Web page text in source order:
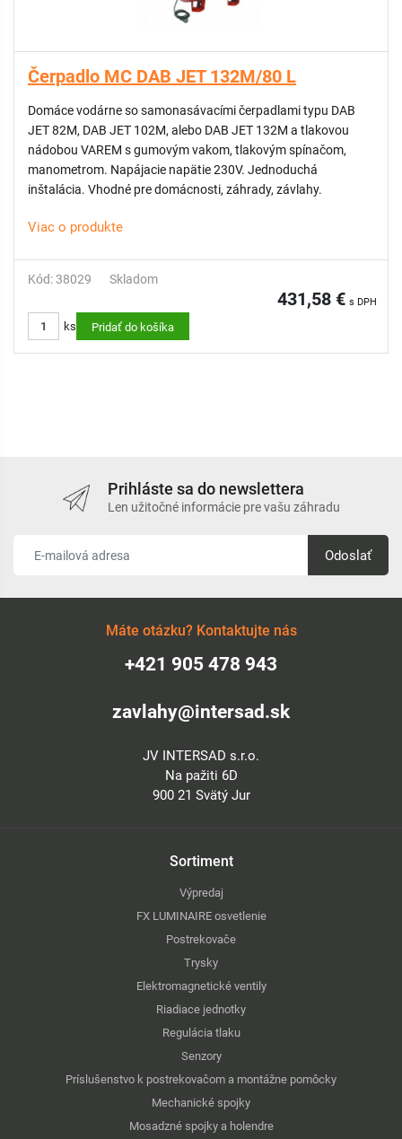
Čerpadlo MC DAB JET 132M/80 L
Domáce vodárne so samonasávacími čerpadlami typu DAB
JET 82M, DAB JET 102M, alebo DAB JET 132M a tlakovou
nádobou VAREM s gumovým vakom, tlakovým spínačom,
manometrom. Napájacie napätie 230V. Jednoduchá
inštalácia. Vhodné pre domácnosti, záhrady, závlahy.
Viac o produkte
Kód: 38029 Skladom
431,58 € s DPH
ks Pridať do košíka
Prihláste sa do newslettera
Len užitočné informácie pre vašu záhradu
Odoslať
Máte otázku? Kontaktujte nás
+421 905 478 943
zavlahy@intersad.sk
JV INTERSAD s.r.o.
Na pažiti 6D
900 21 Svätý Jur
Sortiment
Výpredaj
FX LUMINAIRE osvetlenie
Postrekovače
Trysky
Elektromagnetické ventily
Riadiace jednotky
Regulácia tlaku
Senzory
Príslušenstvo k postrekovačom a montážne pomôcky
Mechanické spojky
Mosadzné spojky a holendre